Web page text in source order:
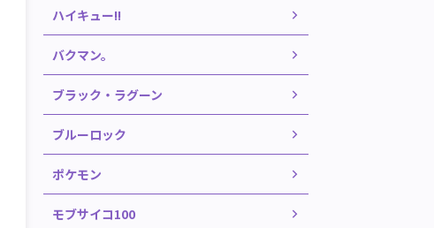
ハイキュー!!
バクマン。
ブラック・ラグーン
ブルーロック
ポケモン
モブサイコ100